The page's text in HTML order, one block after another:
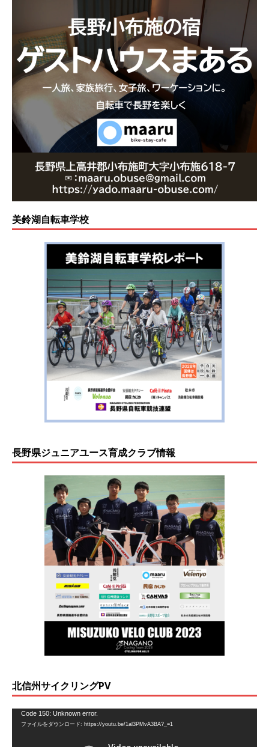
美鈴湖自転車学校
長野県ジュニアユース育成クラブ情報
北信州サイクリングPV
Code 150: Unknown error.
ファイルをダウンロード: https://youtu.be/1al3PMvA3BA?_=1